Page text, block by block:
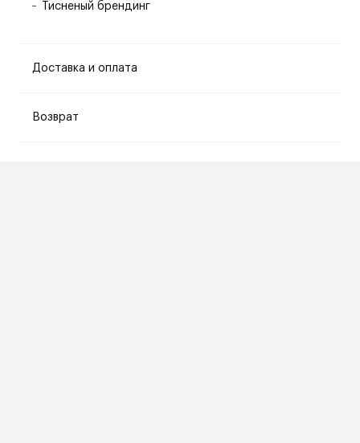
Тисненый брендинг
Доставка и оплата
Возврат